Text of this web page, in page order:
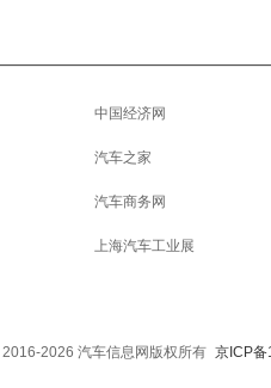
中国经济网
汽车之家
汽车商务网
上海汽车工业展
2016-2026 汽车信息网版权所有 京ICP